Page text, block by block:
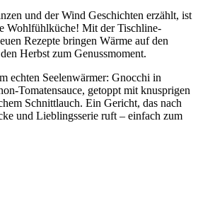
und der Wind Geschichten erzählt, ist
Wohlfühlküche! Mit der Tischline-
Rezepte bringen Wärme auf den
Herbst zum Genussmoment.
echten Seelenwärmer: Gnocchi in
Tomatensauce, getoppt mit knusprigen
Schnittlauch. Ein Gericht, das nach
und Lieblingsserie ruft – einfach zum